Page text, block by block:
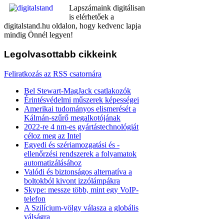
Lapszámaink digitálisan
is elérhetőek a
digitalstand.hu oldalon, hogy kedvenc lapja
mindig Önnél legyen!
Legolvasottabb cikkeink
Feliratkozás az RSS csatornára
Bel Stewart-MagJack csatlakozók
Érintésvédelmi műszerek képességei
Amerikai tudományos elismerését a
Kálmán-szűrő megalkotójának
2022-re 4 nm-es gyártástechnológiát
céloz meg az Intel
Egyedi és szériamozgatási és -
ellenőrzési rendszerek a folyamatok
automatizálásához
Valódi és biztonságos alternatíva a
boltokból kivont izzólámpákra
Skype: messze több, mint egy VoIP-
telefon
A Szilícium-völgy válasza a globális
válságra